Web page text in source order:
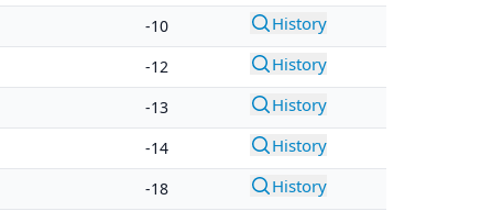
-10 History
-12 History
-13 History
-14 History
-18 History